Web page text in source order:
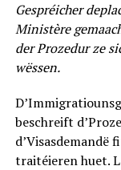
Gespréicher
Ministère
der Prozedur ze
wëssen.
beschreift
d’Visasdemandë
traitéieren huet.